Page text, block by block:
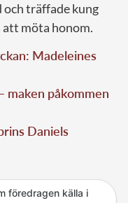
och träffade kung
möta honom.
Madeleines
maken påkommen
Daniels
föredragen källa i